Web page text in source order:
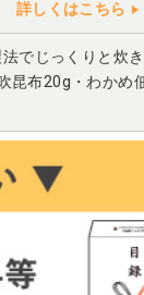
詳しくはこちら
でじっくりと炊
昆布20g・わかめ